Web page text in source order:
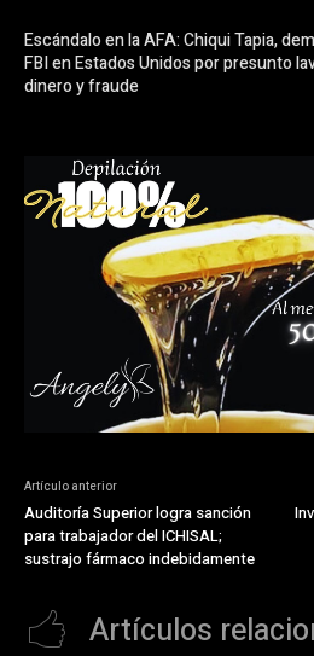
Escándalo en la AFA: Chiqui Tapia,
FBI en Estados Unidos por presunto
dinero y fraude
Artículo anterior
Auditoría Superior logra sanción
para trabajador del ICHISAL;
sustrajo fármaco indebidamente
Artículos